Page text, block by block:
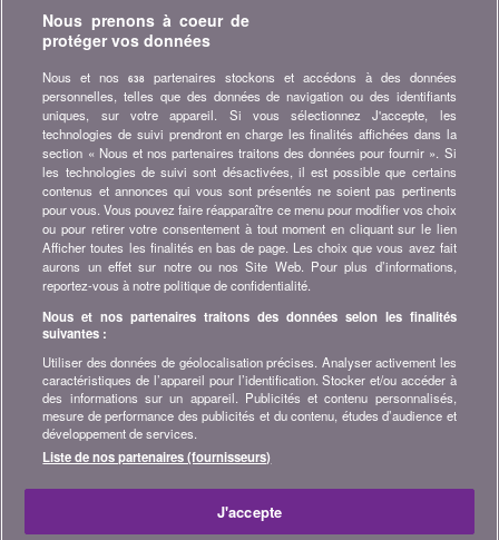
Ne ratez aucune occasion d'économiser. Recevez nos
comparatifs, conseils et astuces dans les domaines tels que
l'assurance, la finance, produits de consommation et bien plus...
Abonnez-vous à la newsletter
Rejoignez la communauté
Restez à l'affût, retrouvez tous les conseils et astuces pour
économiser sur :
A propos de bonus.ch
Qui est bonus.ch ? Comment fonctionnent les comparatifs ?
Demande de presse, partenariat, publicité, ...
Toutes les infos sur bonus.ch
Accueil
Nous prenons à coeur de
protéger vos données
Nous et nos638
partenaires stockons et accédons à des données
personnelles, telles que des données de navigation ou des identifiants
uniques, sur votre appareil. Si vous sélectionnez J'accepte, les
technologies de suivi prendront en charge les finalités affichées dans la
section « Nous et nos partenaires traitons des données pour fournir ». Si
les technologies de suivi sont désactivées, il est possible que certains
contenus et annonces qui vous sont présentés ne soient pas pertinents
pour vous. Vous pouvez faire réapparaître ce menu pour modifier vos choix
ou pour retirer votre consentement à tout moment en cliquant sur le lien
Afficher toutes les finalités en bas de page. Les choix que vous avez fait
aurons un effet sur notre ou nos Site Web. Pour plus d’informations,
reportez-vous à notre politique de confidentialité.
Nous et nos partenaires traitons des données selon les finalités
suivantes :
Utiliser des données de géolocalisation précises. Analyser activement les
caractéristiques de l’appareil pour l’identification. Stocker et/ou accéder à
des informations sur un appareil. Publicités et contenu personnalisés,
mesure de performance des publicités et du contenu, études d’audience et
développement de services.
Liste de nos partenaires (fournisseurs)
J'accepte